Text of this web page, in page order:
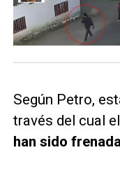
Según Petro,
través del cual
han sido